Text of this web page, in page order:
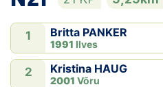
1 Britta PANKER
1991 Ilves
2 Kristina HAUG
2001 Võru